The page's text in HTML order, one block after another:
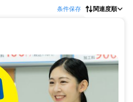
条件保存 関連度順